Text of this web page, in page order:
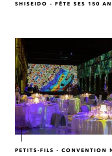
SHISEIDO - FÊTE SES 150
PETITS-FILS - CONVENTION